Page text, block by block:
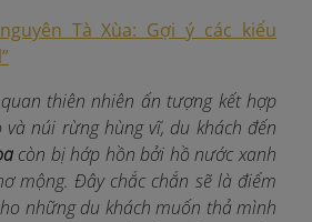
Tà Xùa: Gợi ý các kiểu
thiên nhiên ấn tượng kết hợp
núi rừng hùng vĩ, du khách đến
còn bị hớp hồn bởi hồ nước xanh
mộng. Đây chắc chắn sẽ là điểm
những du khách muốn thả mình